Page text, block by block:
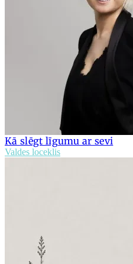
Kā slēgt līgumu ar sevi
Valdes loceklis